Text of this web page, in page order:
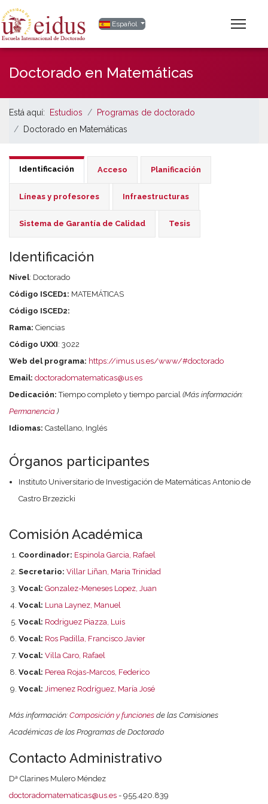
Seleccione su idioma
Español
Doctorado en Matemáticas
Está aquí: Estudios
Programas de doctorado
Doctorado en Matemáticas
Identificación Acceso Planificación
Líneas y profesores Infraestructuras
Sistema de Garantía de Calidad Tesis
Identificación
Nivel: Doctorado
Código ISCED1: MATEMÁTICAS
Código ISCED2:
Rama: Ciencias
Código UXXI: 3022
Web del programa: https://imus.us.es/www/#doctorado
Email: doctoradomatematicas@us.es
Dedicación:Tiempo completo y tiempo parcial (Más información:
Permanencia )
Idiomas: Castellano, Inglés
Órganos participantes
Instituto Universitario de Investigación de Matemáticas Antonio de
Castro Brzezicki
Comisión Académica
Coordinador: Espinola Garcia, Rafael
Secretario: Villar Liñan, Maria Trinidad
Vocal: Gonzalez-Meneses Lopez, Juan
Vocal: Luna Laynez, Manuel
Vocal: Rodriguez Piazza, Luis
Vocal: Ros Padilla, Francisco Javier
Vocal: Villa Caro, Rafael
Vocal: Perea Rojas-Marcos, Federico
Vocal: Jimenez Rodríguez, María José
Más información: Composición y funciones de las Comisiones
Académicas de los Programas de Doctorado
Contacto Administrativo
Dª Clarines Mulero Méndez
doctoradomatematicas@us.es - 955.420.839